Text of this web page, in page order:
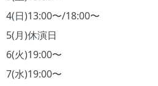
4(日)13:00〜/18:00〜
5(月)休演日
6(火)19:00〜
7(水)19:00〜